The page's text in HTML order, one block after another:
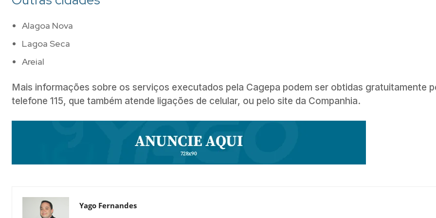
Alagoa Nova
Lagoa Seca
Areial
Mais informações sobre os serviços executados pela Cagepa podem ser obtidas gratuitamente
telefone 115, que também atende ligações de celular, ou pelo site da Companhia.
Yago Fernandes